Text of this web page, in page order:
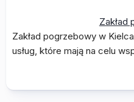
Zakład
Zakład pogrzebowy w
usług, które mają na celu